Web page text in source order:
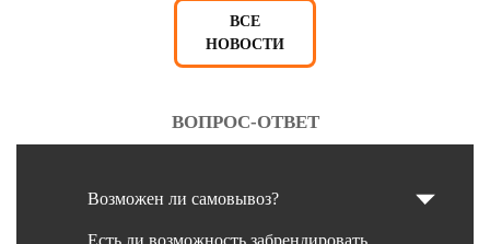
ВСЕ
НОВОСТИ
ВОПРОС-ОТВЕТ
Возможен ли самовывоз?
Есть ли возможность забрендировать